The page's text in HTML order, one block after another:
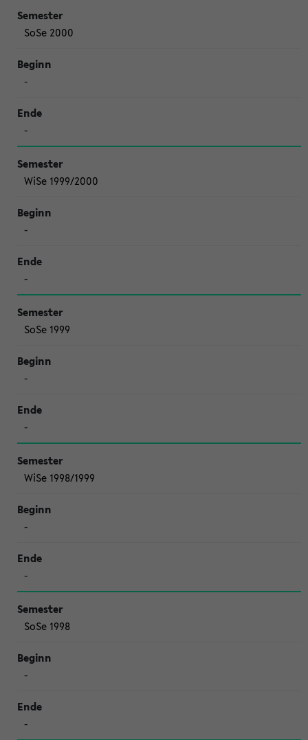
SoSe 2000
-
-
WiSe 1999/2000
-
-
SoSe 1999
-
-
WiSe 1998/1999
-
-
SoSe 1998
-
-